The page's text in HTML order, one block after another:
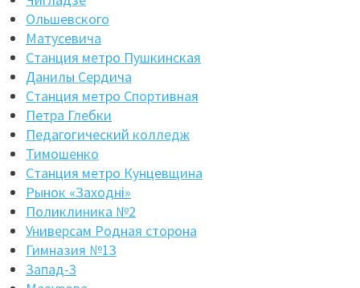
Ольшевского
Матусевича
Станция метро Пушкинская
Данилы Сердича
Станция метро Спортивная
Петра Глебки
Педагогический колледж
Тимошенко
Станция метро Кунцевщина
Рынок «Заходнi»
Поликлиника №2
Универсам Родная сторона
Гимназия №13
Запад-3